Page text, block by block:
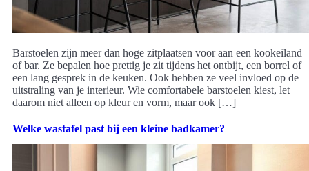
Barstoelen zijn meer dan hoge zitplaatsen voor aan een kookeiland
of bar. Ze bepalen hoe prettig je zit tijdens het ontbijt, een borrel of
een lang gesprek in de keuken. Ook hebben ze veel invloed op de
uitstraling van je interieur. Wie comfortabele barstoelen kiest, let
daarom niet alleen op kleur en vorm, maar ook […]
Welke wastafel past bij een kleine badkamer?